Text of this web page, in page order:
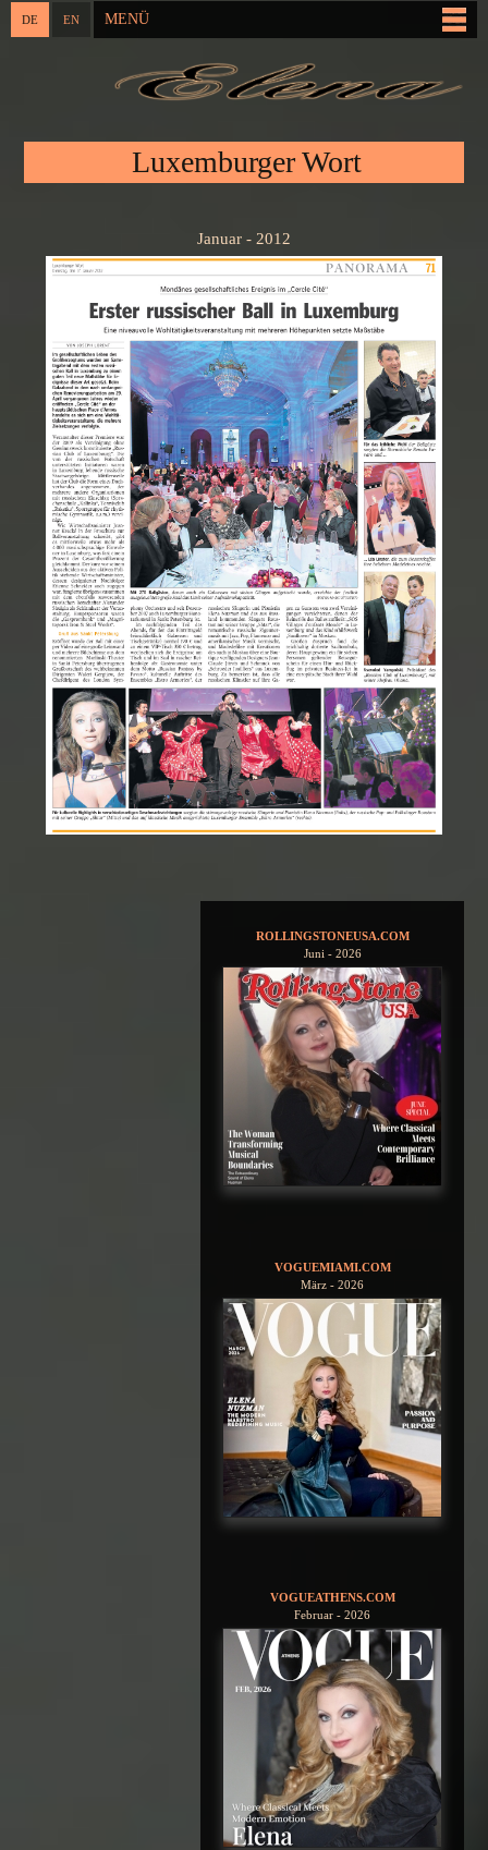
zum
Inhalt
DE EN MENÜ
Luxemburger Wort
Januar - 2012
ROLLINGSTONEUSA.COM
Juni - 2026
VOGUEMIAMI.COM
März - 2026
VOGUEATHENS.COM
Februar - 2026